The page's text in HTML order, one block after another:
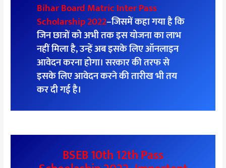
Bihar Board Matric Inter Pass
Scholarship 2022–जिसमें कहा गया है कि
जिन छात्रों को अभी तक इस योजना का लाभ
नहीं मिला है, उन्हें अब इसके लिए ऑनलाइन
आवेदन करना होगा। सरकार की तरफ से
इसके लिए आवेदन करने की तारीख भी तय
कर दी गई है।
BSEB 10th 12th Pass